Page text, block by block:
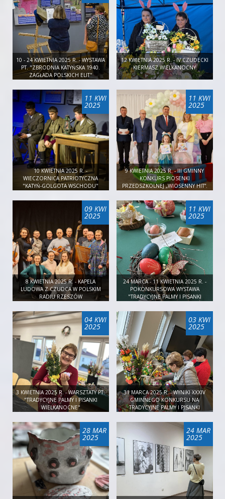
10 - 24 KWIETNIA 2025 R. - WYSTAWA
PT. "ZBRODNIA KATYŃSKA 1940.
ZAGŁADA POLSKICH ELIT"
12 KWIETNIA 2025 R. - IV CZUDECKI
KIERMASZ WIELKANOCNY
11 KWI
2025
10 KWIETNIA 2025 R. -
WIECZORNICA PATRIOTYCZNA
"KATYŃ-GOLGOTA WSCHODU"
11 KWI
2025
9 KWIETNIA 2025 R. - III GMINNY
KONKURS PIOSENKI
PRZEDSZKOLNEJ „WIOSENNY HIT”.
09 KWI
2025
8 KWIETNIA 2025 R. - KAPELA
LUDOWA Z CZUDCA W POLSKIM
RADIU RZESZÓW
11 KWI
2025
24 MARCA - 11 KWIETNIA 2025 R. -
POKONKURSOWA WYSTAWA
"TRADYCYJNE PALMY I PISANKI
04 KWI
2025
3 KWIETNIA 2025 R. - WARSZTATY PT.
"TRADYCYJNE PALMY I PISANKI
WIELKANOCNE"
03 KWI
2025
31 MARCA 2025 R. - WYNIKI XXXIV
GMINNEGO KONKURSU NA
TRADYCYJNE PALMY I PISANKI
28 MAR
2025
24 MAR
2025